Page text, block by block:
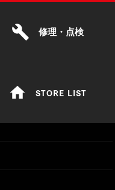
build 修理・点検
home STORE LIST